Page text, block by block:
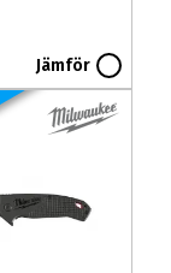
Jämför